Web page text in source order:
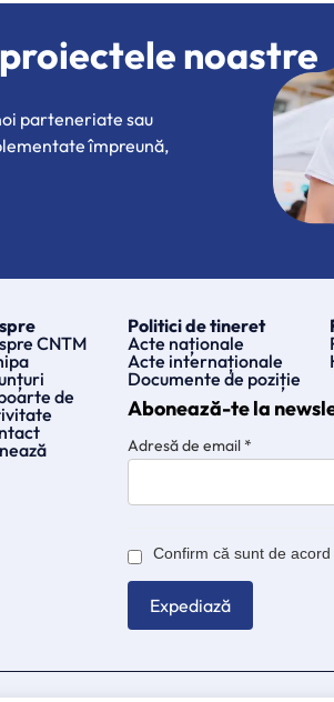
noastre
parteneriate sau
împreună,
CNTM
de
Politici de tineret
Acte naționale
Acte internaționale
Documente de poziție
Abonează-te la
Adresă de email*
Confirm că sunt de acord